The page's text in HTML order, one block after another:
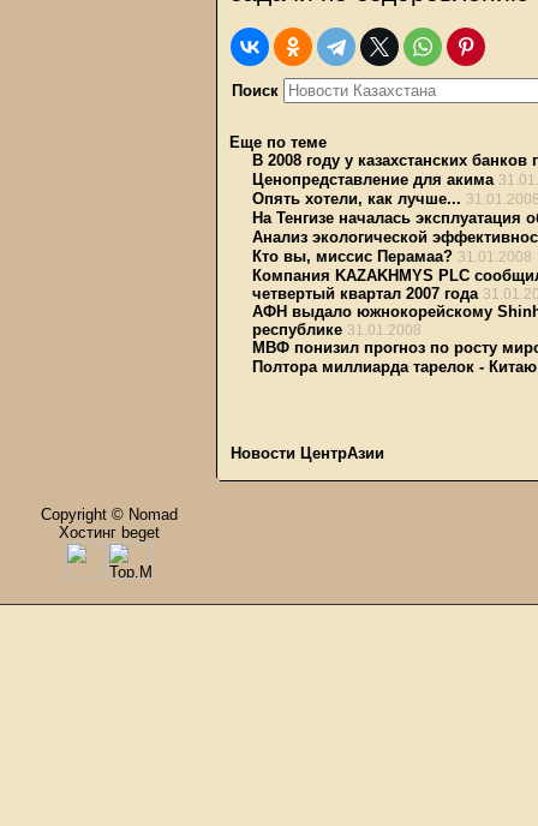
Поиск
Еще по теме
В 2008 году у казахстанских
Ценопредставление для акима
Опять хотели, как лучше...
На Тенгизе началась эксплуатация
Анализ экологической
Кто вы, миссис Перамаа? 31.01.2008
Компания KAZAKHMYS PLC
четвертый квартал 2007 года
АФН выдало южнокорейскому
республике 31.01.2008
МВФ понизил прогноз по росту
Полтора миллиарда тарелок - Китаю
Новости ЦентрАзии
Copyright © Nomad
Хостинг beget